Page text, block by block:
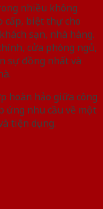
nhiều không
cấp, biệt thự cho
sạn, nhà hàng.
cửa phòng ngủ,
sự đồng nhất và
hoàn hảo giữa công
ứng nhu cầu về một
tiện dụng.